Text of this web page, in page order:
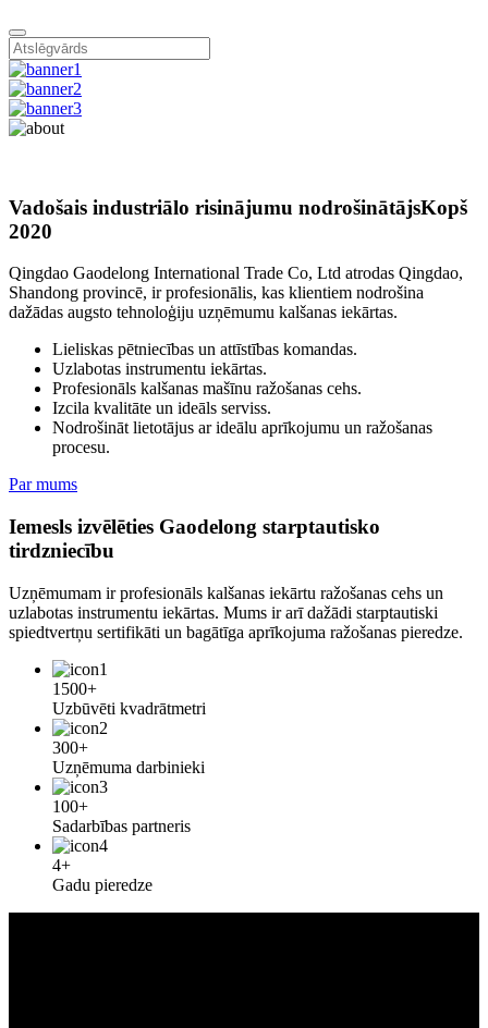
Vadošais industriālo risinājumu nodrošinātājsKopš
2020
Qingdao Gaodelong International Trade Co, Ltd atrodas Qingdao,
Shandong provincē, ir profesionālis, kas klientiem nodrošina
dažādas augsto tehnoloģiju uzņēmumu kalšanas iekārtas.
Lieliskas pētniecības un attīstības komandas.
Uzlabotas instrumentu iekārtas.
Profesionāls kalšanas mašīnu ražošanas cehs.
Izcila kvalitāte un ideāls serviss.
Nodrošināt lietotājus ar ideālu aprīkojumu un ražošanas
procesu.
Par mums
Iemesls izvēlēties Gaodelong starptautisko
tirdzniecību
Uzņēmumam ir profesionāls kalšanas iekārtu ražošanas cehs un
uzlabotas instrumentu iekārtas. Mums ir arī dažādi starptautiski
spiedtvertņu sertifikāti un bagātīga aprīkojuma ražošanas pieredze.
1500+
Uzbūvēti kvadrātmetri
300+
Uzņēmuma darbinieki
100+
Sadarbības partneris
4+
Gadu pieredze